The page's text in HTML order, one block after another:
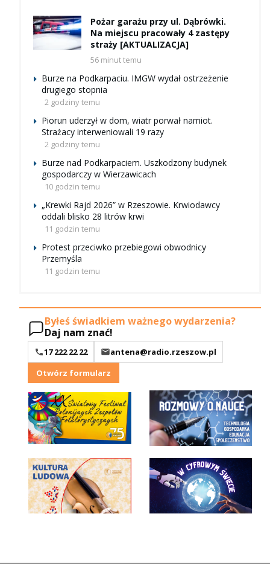
Pożar garażu przy ul. Dąbrówki.
Na miejscu pracowały 4 zastępy
straży [AKTUALIZACJA]
56 minut temu
Burze na Podkarpaciu. IMGW wydał ostrzeżenie
drugiego stopnia
2 godziny temu
Piorun uderzył w dom, wiatr porwał namiot.
Strażacy interweniowali 19 razy
2 godziny temu
Burze nad Podkarpaciem. Uszkodzony budynek
gospodarczy w Wierzawicach
10 godzin temu
„Krewki Rajd 2026” w Rzeszowie. Krwiodawcy
oddali blisko 28 litrów krwi
11 godzin temu
Protest przeciwko przebiegowi obwodnicy
Przemyśla
11 godzin temu
Byłeś świadkiem ważnego wydarzenia?
Daj nam znać!
17 222 22 22
antena@radio.rzeszow.pl
Otwórz formularz